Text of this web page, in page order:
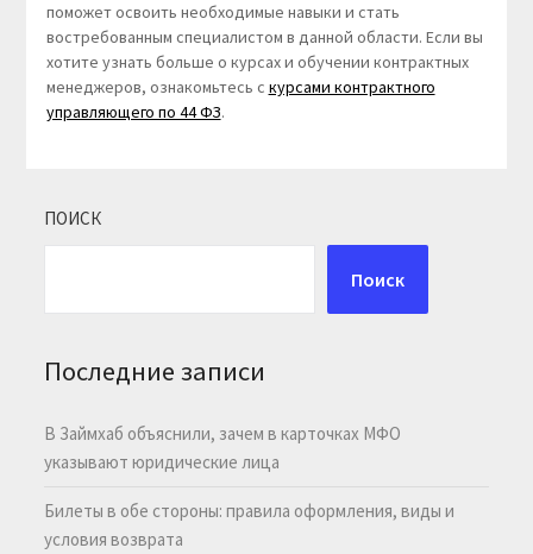
поможет освоить необходимые навыки и стать
востребованным специалистом в данной области. Если вы
хотите узнать больше о курсах и обучении контрактных
менеджеров, ознакомьтесь с курсами контрактного
управляющего по 44 ФЗ.
ПОИСК
Поиск
Последние записи
В Займхаб объяснили, зачем в карточках МФО
указывают юридические лица
Билеты в обе стороны: правила оформления, виды и
условия возврата